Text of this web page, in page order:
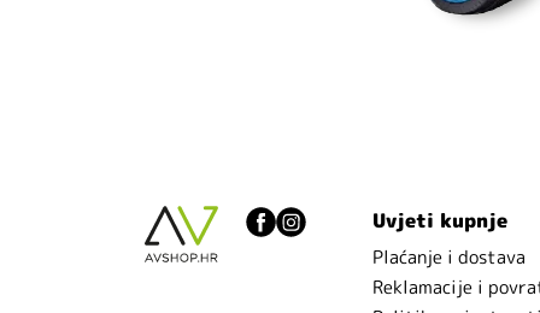
Uvjeti kupnje
Plaćanje i dostava
Reklamacije i